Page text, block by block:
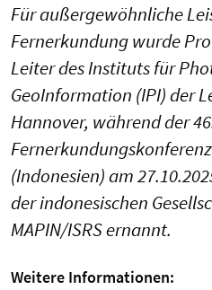
Für außergewöhnliche
Fernerkundung wurde
Leiter des Instituts für
GeoInformation (IPI) der
Hannover, während der
(Indonesien) am
der indonesischen
MAPIN/ISRS ernannt.
Weitere Informationen: